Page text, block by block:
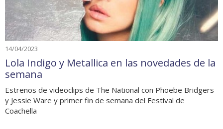
14/04/2023
Lola Indigo y Metallica en las novedades de la
semana
Estrenos de videoclips de The National con Phoebe Bridgers
y Jessie Ware y primer fin de semana del Festival de
Coachella